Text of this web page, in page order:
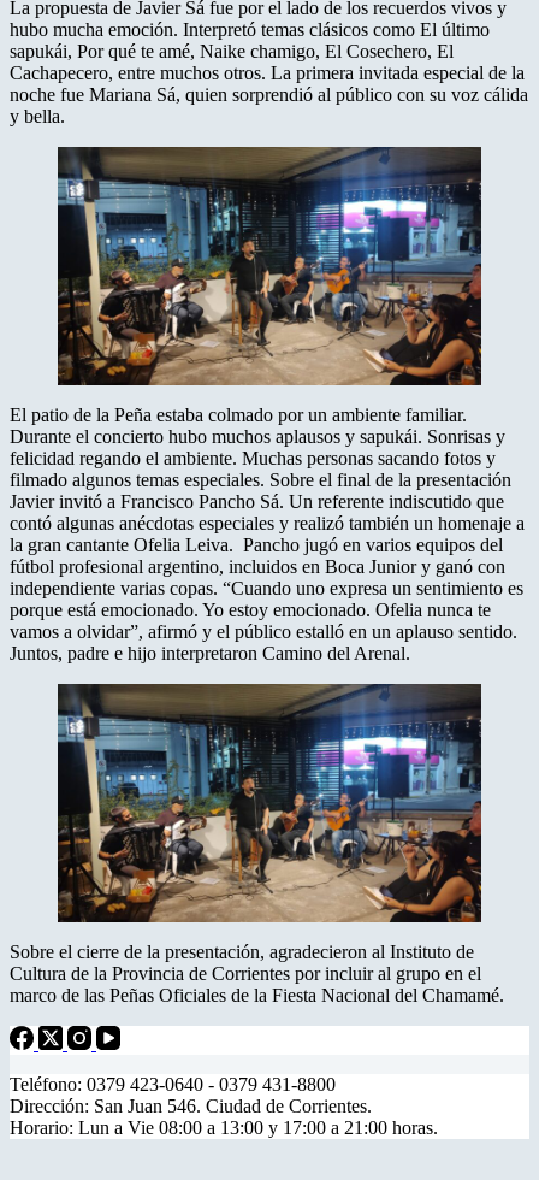
La propuesta de Javier Sá fue por el lado de los recuerdos vivos y
hubo mucha emoción. Interpretó temas clásicos como El último
sapukái, Por qué te amé, Naike chamigo, El Cosechero, El
Cachapecero, entre muchos otros. La primera invitada especial de la
noche fue Mariana Sá, quien sorprendió al público con su voz cálida
y bella.
El patio de la Peña estaba colmado por un ambiente familiar.
Durante el concierto hubo muchos aplausos y sapukái. Sonrisas y
felicidad regando el ambiente. Muchas personas sacando fotos y
filmado algunos temas especiales. Sobre el final de la presentación
Javier invitó a Francisco Pancho Sá. Un referente indiscutido que
contó algunas anécdotas especiales y realizó también un homenaje a
la gran cantante Ofelia Leiva. Pancho jugó en varios equipos del
fútbol profesional argentino, incluidos en Boca Junior y ganó con
independiente varias copas. “Cuando uno expresa un sentimiento es
porque está emocionado. Yo estoy emocionado. Ofelia nunca te
vamos a olvidar”, afirmó y el público estalló en un aplauso sentido.
Juntos, padre e hijo interpretaron Camino del Arenal.
Sobre el cierre de la presentación, agradecieron al Instituto de
Cultura de la Provincia de Corrientes por incluir al grupo en el
marco de las Peñas Oficiales de la Fiesta Nacional del Chamamé.
Teléfono: 0379 423-0640 - 0379 431-8800
Dirección: San Juan 546. Ciudad de Corrientes.
Horario: Lun a Vie 08:00 a 13:00 y 17:00 a 21:00 horas.